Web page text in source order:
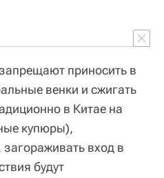
приносить в
венки и сжигать
в Китае на
купюры),
вход в
будут